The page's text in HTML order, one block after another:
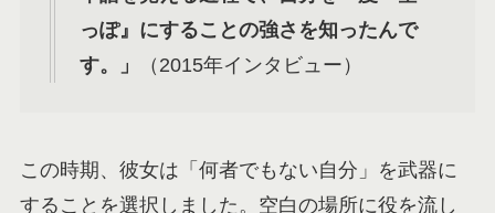
っぽ』にすることの強さを知ったんで
す。」
（2015年インタビュー）
この時期、彼女は「何者でもない自分」を武器に
することを選択しました。空白の場所に役を流し